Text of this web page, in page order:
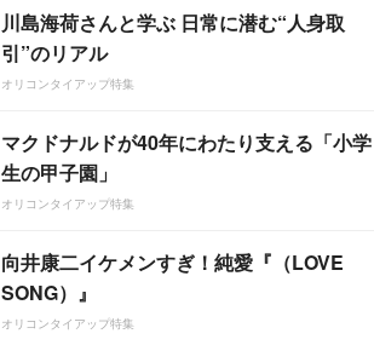
川島海荷さんと学ぶ 日常に潜む“人身取
引”のリアル
オリコンタイアップ特集
マクドナルドが40年にわたり支える「小学
生の甲子園」
オリコンタイアップ特集
向井康二イケメンすぎ！純愛『（LOVE
SONG）』
オリコンタイアップ特集